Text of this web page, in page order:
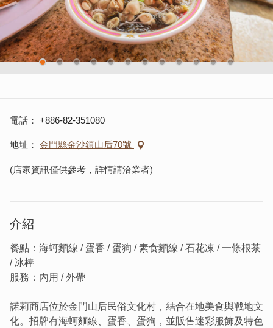
電話 +886-82-351080
地址 金門縣金沙鎮山后70號
(店家資訊僅供參考，詳情請洽業者)
介紹
餐點：海蚵麵線 / 蛋香 / 蛋狗 / 素食麵線 / 石花凍 / 一條根茶
/ 冰棒
服務：內用 / 外帶
諾莉商店位於金門山后民俗文化村，結合在地美食與戰地文
化。招牌有海蚵麵線、蛋香、蛋狗，並販售迷彩服飾及特色